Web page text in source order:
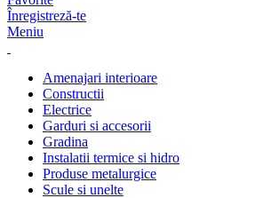
Înregistreză-te
Meniu
Amenajari interioare
Constructii
Electrice
Garduri si accesorii
Gradina
Instalatii termice si hidro
Produse metalurgice
Scule si unelte